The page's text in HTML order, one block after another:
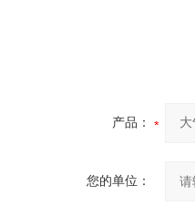
产品：
您的单位：